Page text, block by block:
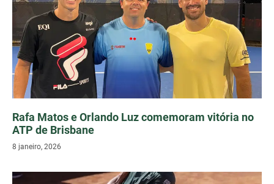
Rafa Matos e Orlando Luz comemoram vitória no
ATP de Brisbane
8 janeiro, 2026